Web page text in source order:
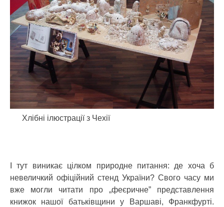
Хлібні ілюстрації з Чехії
І тут виникає цілком природне питання: де хоча б
невеличкий офіційний стенд України? Свого часу ми
вже могли читати про „феєричне” представлення
книжок нашої батьківщини у Варшаві, Франкфурті.